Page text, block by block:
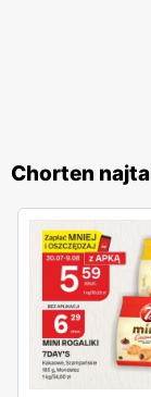
zakupy jeszcze
asortymentowi
miejscem, które
wygodą i
Chorten